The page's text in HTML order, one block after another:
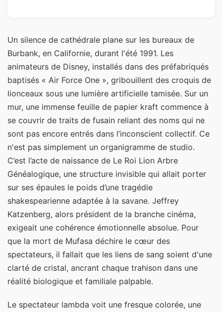
Un silence de cathédrale plane sur les bureaux de
Burbank, en Californie, durant l'été 1991. Les
animateurs de Disney, installés dans des préfabriqués
baptisés « Air Force One », gribouillent des croquis de
lionceaux sous une lumière artificielle tamisée. Sur un
mur, une immense feuille de papier kraft commence à
se couvrir de traits de fusain reliant des noms qui ne
sont pas encore entrés dans l’inconscient collectif. Ce
n'est pas simplement un organigramme de studio.
C’est l’acte de naissance de Le Roi Lion Arbre
Généalogique, une structure invisible qui allait porter
sur ses épaules le poids d’une tragédie
shakespearienne adaptée à la savane. Jeffrey
Katzenberg, alors président de la branche cinéma,
exigeait une cohérence émotionnelle absolue. Pour
que la mort de Mufasa déchire le cœur des
spectateurs, il fallait que les liens de sang soient d'une
clarté de cristal, ancrant chaque trahison dans une
réalité biologique et familiale palpable.
Le spectateur lambda voit une fresque colorée, une